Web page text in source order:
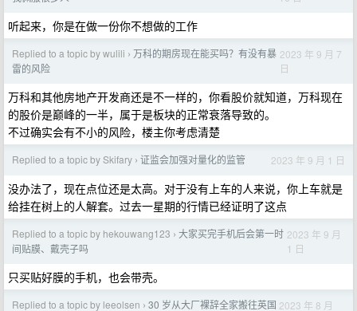
听起来，你是在做一份你不想做的工作
Replied to a topic by wulili › 万科的期房现在能买吗？有没有暴
雷的风险
2023 年 9 月 7
日
万科和其他房地产开发商还是不一样的，你看股价就知道，万科现在
的股价是巅峰的一半，属于是板块的正常衰落导致的。
不过确实会有不小的风险，楼主你考虑清楚
Replied to a topic by Skifary › 证监会加强对量化的监管 2023 年 9 月 1 日
没办法了，现在点位还是太高。对于没有上车的人来说，你上车就是
给挂在树上的人解套。过去一星期的行情已经证明了这点
Replied to a topic by hekouwang123 › 大家买完手机后会第一时
间贴膜、戴壳子吗
2023 年 9 月
1 日
只买贴好膜的手机，也会带壳。
Replied to a topic by leeolsen › 30 岁从大厂裸辞全家搬往英国 2023 年 8 月